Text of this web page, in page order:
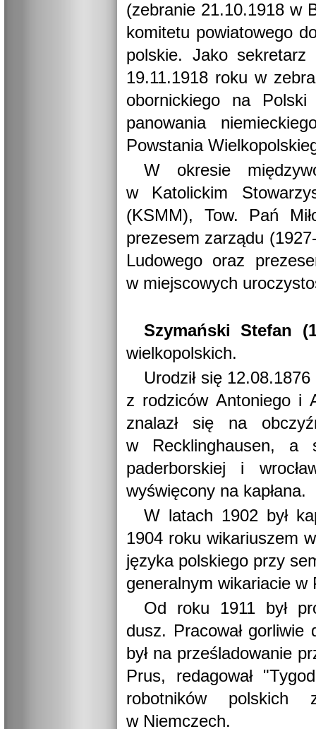
(zebranie 21.10.1918 w
komitetu powiatowego
polskie. Jako sekretarz
19.11.1918 roku w
obornickiego na
panowania
Powstania
W okresie
w Katolickim
(KSMM), Tow. Pań
prezesem zarządu
Ludowego oraz
w miejscowych
Szymański Stefan
wielkopolskich.
Urodził się
z rodziców Antoniego i
znalazł się na
w Recklinghausen, a
paderborskiej i
wyświęcony na kapłana.
W latach 1902 był
1904 roku wikariuszem
języka polskiego przy
generalnym wikariacie w
Od roku 1911 był
dusz. Pracował
był na prześladowanie
Prus, redagował
robotników polskich
w Niemczech.